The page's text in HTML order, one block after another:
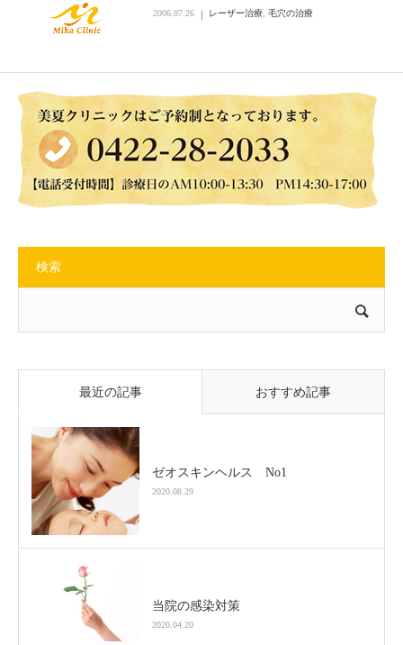
2006.07.26 レーザー治療 毛穴の治療
検索
最近の記事 おすすめ記事
ゼオスキンヘルス No1
2020.08.29
当院の感染対策
2020.04.20